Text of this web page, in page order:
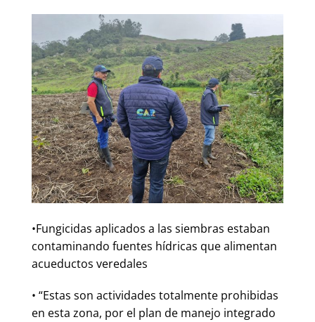
•Fungicidas aplicados a las siembras estaban
contaminando fuentes hídricas que alimentan
acueductos veredales
• “Estas son actividades totalmente prohibidas
en esta zona, por el plan de manejo integrado